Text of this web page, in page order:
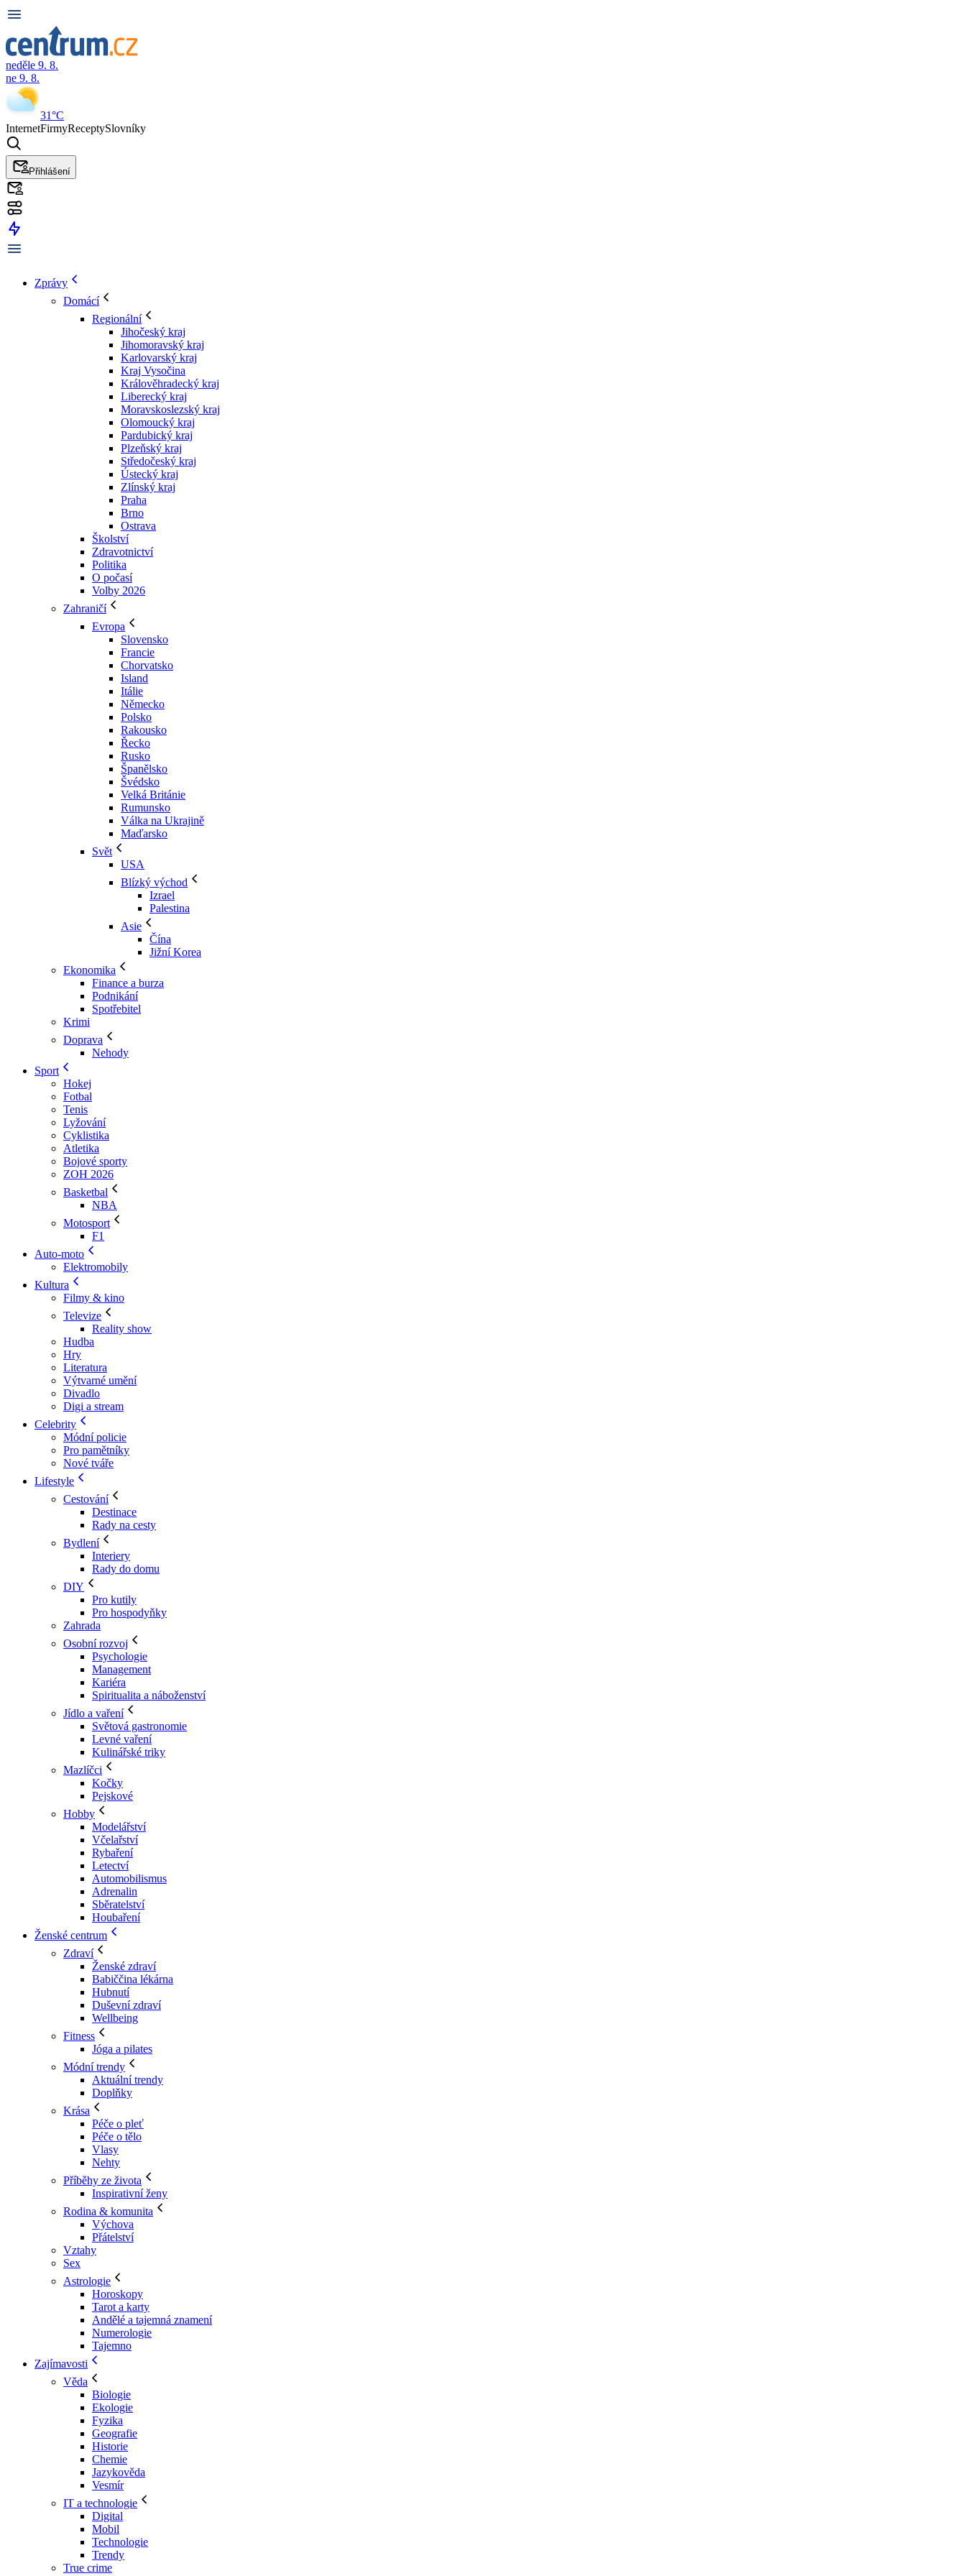
neděle 9. 8.
ne 9. 8.
31°C
InternetFirmyReceptySlovníky
Přihlášení
Zprávy
Domácí
Regionální
Jihočeský kraj
Jihomoravský kraj
Karlovarský kraj
Kraj Vysočina
Králověhradecký kraj
Liberecký kraj
Moravskoslezský kraj
Olomoucký kraj
Pardubický kraj
Plzeňský kraj
Středočeský kraj
Ústecký kraj
Zlínský kraj
Praha
Brno
Ostrava
Školství
Zdravotnictví
Politika
O počasí
Volby 2026
Zahraničí
Evropa
Slovensko
Francie
Chorvatsko
Island
Itálie
Německo
Polsko
Rakousko
Řecko
Rusko
Španělsko
Švédsko
Velká Británie
Rumunsko
Válka na Ukrajině
Maďarsko
Svět
USA
Blízký východ
Izrael
Palestina
Asie
Čína
Jižní Korea
Ekonomika
Finance a burza
Podnikání
Spotřebitel
Krimi
Doprava
Nehody
Sport
Hokej
Fotbal
Tenis
Lyžování
Cyklistika
Atletika
Bojové sporty
ZOH 2026
Basketbal
NBA
Motosport
F1
Auto-moto
Elektromobily
Kultura
Filmy & kino
Televize
Reality show
Hudba
Hry
Literatura
Výtvarné umění
Divadlo
Digi a stream
Celebrity
Módní policie
Pro pamětníky
Nové tváře
Lifestyle
Cestování
Destinace
Rady na cesty
Bydlení
Interiery
Rady do domu
DIY
Pro kutily
Pro hospodyňky
Zahrada
Osobní rozvoj
Psychologie
Management
Kariéra
Spiritualita a náboženství
Jídlo a vaření
Světová gastronomie
Levné vaření
Kulinářské triky
Mazlíčci
Kočky
Pejskové
Hobby
Modelářství
Včelařství
Rybaření
Letectví
Automobilismus
Adrenalin
Sběratelství
Houbaření
Ženské centrum
Zdraví
Ženské zdraví
Babiččina lékárna
Hubnutí
Duševní zdraví
Wellbeing
Fitness
Jóga a pilates
Módní trendy
Aktuální trendy
Doplňky
Krása
Péče o pleť
Péče o tělo
Vlasy
Nehty
Příběhy ze života
Inspirativní ženy
Rodina & komunita
Výchova
Přátelství
Vztahy
Sex
Astrologie
Horoskopy
Tarot a karty
Andělé a tajemná znamení
Numerologie
Tajemno
Zajímavosti
Věda
Biologie
Ekologie
Fyzika
Geografie
Historie
Chemie
Jazykověda
Vesmír
IT a technologie
Digital
Mobil
Technologie
Trendy
True crime